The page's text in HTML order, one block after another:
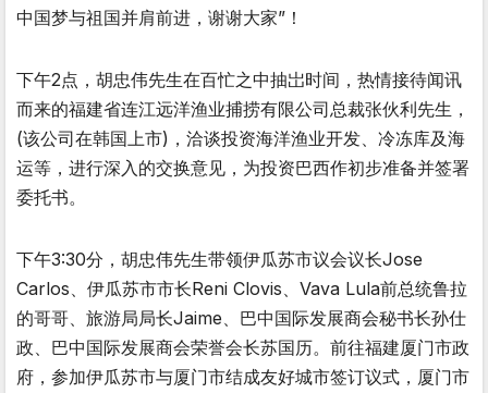
中国梦与祖国并肩前进，谢谢大家”！
下午2点，胡忠伟先生在百忙之中抽岀时间，热情接待闻讯
而来的福建省连江远洋渔业捕捞有限公司总裁张伙利先生，
(该公司在韩国上市)，洽谈投资海洋渔业开发、冷冻库及海
运等，进行深入的交换意见，为投资巴西作初步准备并签署
委托书。
下午3:30分，胡忠伟先生带领伊瓜苏市议会议长Jose
Carlos、伊瓜苏市市长Reni Clovis、Vava Lula前总统鲁拉
的哥哥、旅游局局长Jaime、巴中国际发展商会秘书长孙仕
政、巴中国际发展商会荣誉会长苏国历。前往福建厦门市政
府，参加伊瓜苏市与厦门市结成友好城市签订议式，厦门市